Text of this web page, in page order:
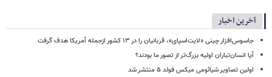
آخرین اخبار
جاسوس‌افزار چینی «لایت‌اسپای»، قربانیان را در ۱۳ کشور ازجمله آمریکا هدف گرفت
آیا انسان‌تباران اولیه بزرگ‌تر از تصور ما بودند؟
اولین تصاویر شیائومی میکس فولد ۵ منتشر شد